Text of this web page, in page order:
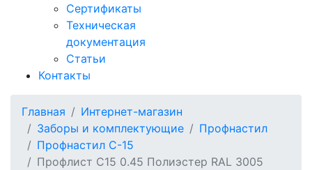
Сертификаты
Техническая
документация
Статьи
Контакты
Главная
Интернет-магазин
Заборы и комплектующие
Профнастил
Профнастил C-15
Профлист С15 0.45 Полиэстер RAL 3005